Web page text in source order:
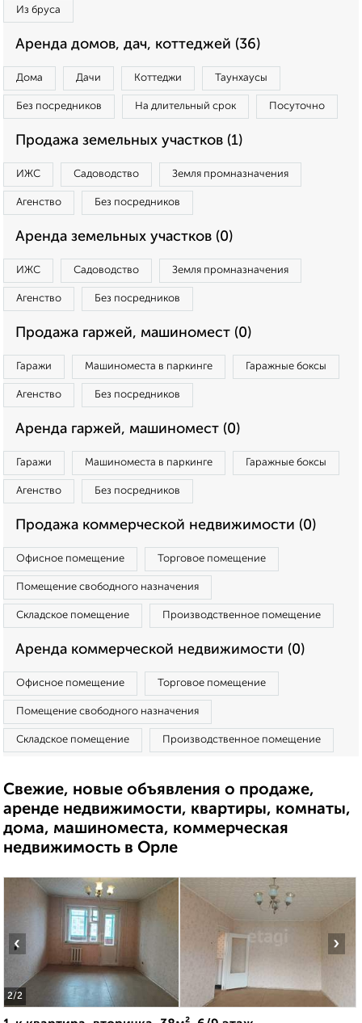
Из бруса
Аренда домов, дач, коттеджей (36)
Дома Дачи Коттеджи Таунхаусы
Без посредников На длительный срок Посуточно
Продажа земельных участков (1)
ИЖС Садоводство Земля промназначения
Агенство Без посредников
Аренда земельных участков (0)
ИЖС Садоводство Земля промназначения
Агенство Без посредников
Продажа гаржей, машиномест (0)
Гаражи Машиноместа в паркинге Гаражные боксы
Агенство Без посредников
Аренда гаржей, машиномест (0)
Гаражи Машиноместа в паркинге Гаражные боксы
Агенство Без посредников
Продажа коммерческой недвижимости (0)
Офисное помещение Торговое помещение
Помещение свободного назначения
Складское помещение Производственное помещение
Аренда коммерческой недвижимости (0)
Офисное помещение Торговое помещение
Помещение свободного назначения
Складское помещение Производственное помещение
Свежие, новые объявления о продаже,
аренде недвижимости, квартиры, комнаты,
дома, машиноместа, коммерческая
недвижимость в Орле
2/2
‹ ›